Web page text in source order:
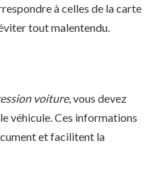
à celles de la carte
tout malentendu.
voiture, vous devez
véhicule. Ces informations
et facilitent la